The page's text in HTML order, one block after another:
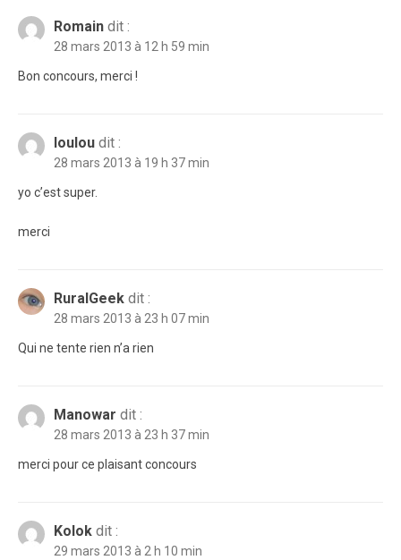
Romain dit :
28 mars 2013 à 12 h 59 min
Bon concours, merci !
loulou dit :
28 mars 2013 à 19 h 37 min
yo c’est super.
merci
RuralGeek dit :
28 mars 2013 à 23 h 07 min
Qui ne tente rien n’a rien
Manowar dit :
28 mars 2013 à 23 h 37 min
merci pour ce plaisant concours
Kolok dit :
29 mars 2013 à 2 h 10 min